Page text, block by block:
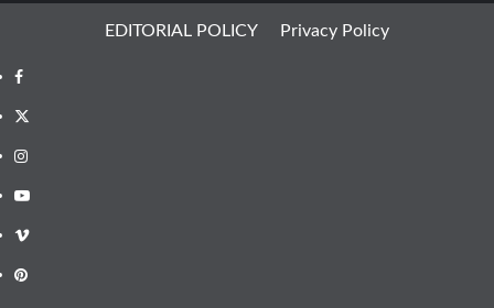
EDITORIAL POLICY Privacy Policy
Facebook
X
Instagram
Youtube
Vimeo
Pinterest